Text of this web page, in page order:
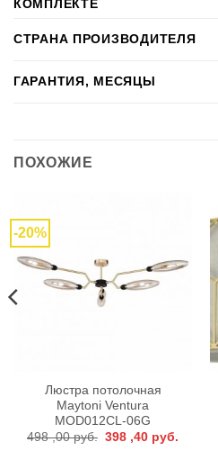
КОМПЛЕКТЕ
СТРАНА ПРОИЗВОДИТЕЛЯ
ГАРАНТИЯ, МЕСЯЦЫ
ПОХОЖИЕ
-20%
Люстра потолочная
Maytoni Ventura
MOD012CL-06G
498 ,00руб. Первоначальная
398 ,40 руб.